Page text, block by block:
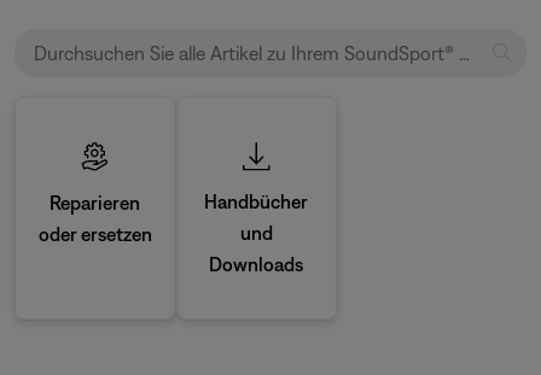
Reparieren
oder ersetzen
Handbücher
und
Downloads